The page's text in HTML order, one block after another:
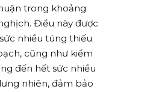
trong khoảng
Điều này được
nhiều túng thiếu
cũng như kiểm
đến hết sức nhiều
nhiên, đảm bảo